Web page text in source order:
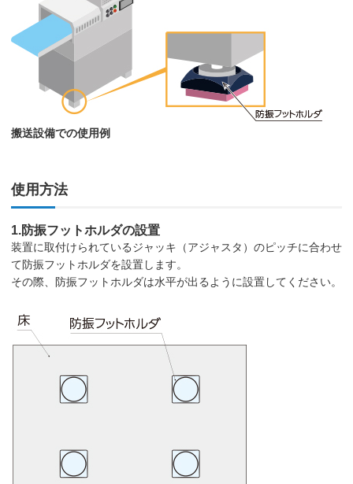
搬送設備での使用例
使用方法
1.防振フットホルダの設置
装置に取付けられているジャッキ（アジャスタ）のピッチに合わせ
て防振フットホルダを設置します。
その際、防振フットホルダは水平が出るように設置してください。